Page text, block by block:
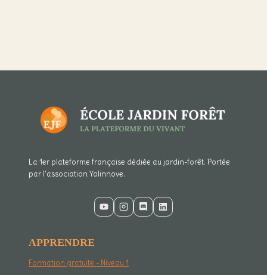
La 1er plateforme française dédiée au jardin-forêt. Portée
par l'association Yalinnove.
APPRENDRE
Formation gratuite - Niveau 1